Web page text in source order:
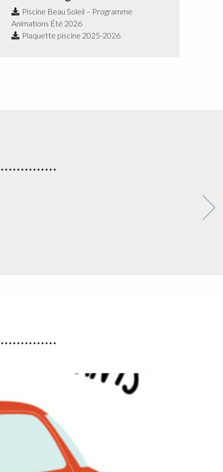
Piscine Beau Soleil – Programme
Animations Été 2026
Plaquette piscine 2025-2026
escapade à Damgan ou à
Questembert Communauté propose une navette
du jeudi 2 juillet au jeudi 27 août 2026 afin de
compléter l’offre de transport en commun pour
profiter de sorties et loisirs pendant la […]